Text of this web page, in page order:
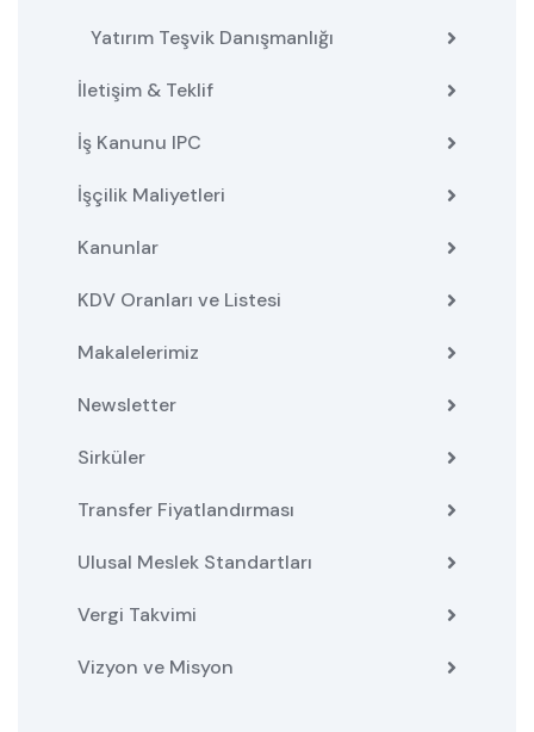
Yatırım Teşvik Danışmanlığı
İletişim & Teklif
İş Kanunu IPC
İşçilik Maliyetleri
Kanunlar
KDV Oranları ve Listesi
Makalelerimiz
Newsletter
Sirküler
Transfer Fiyatlandırması
Ulusal Meslek Standartları
Vergi Takvimi
Vizyon ve Misyon